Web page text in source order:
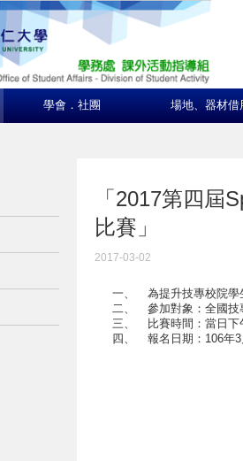
學會．社團 場地、器材借
「2017第四屆
比賽」
2017-03-02
一、
為提升技專校院
二、
參加對象：全國
三、
比賽時間：當日
四、
報名日期：106年